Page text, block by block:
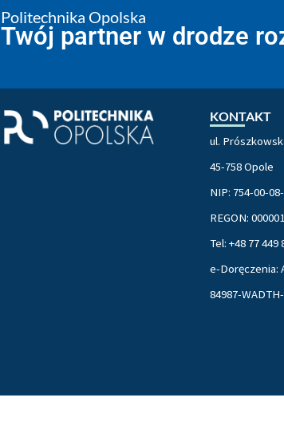
Politechnika Opolska
Twój partner w drodze
KONTAKT
ul.
45-758 Opole
NIP: 754-00-
REGON:
Tel: +48 77 449
e-Doręczenia:
84987-